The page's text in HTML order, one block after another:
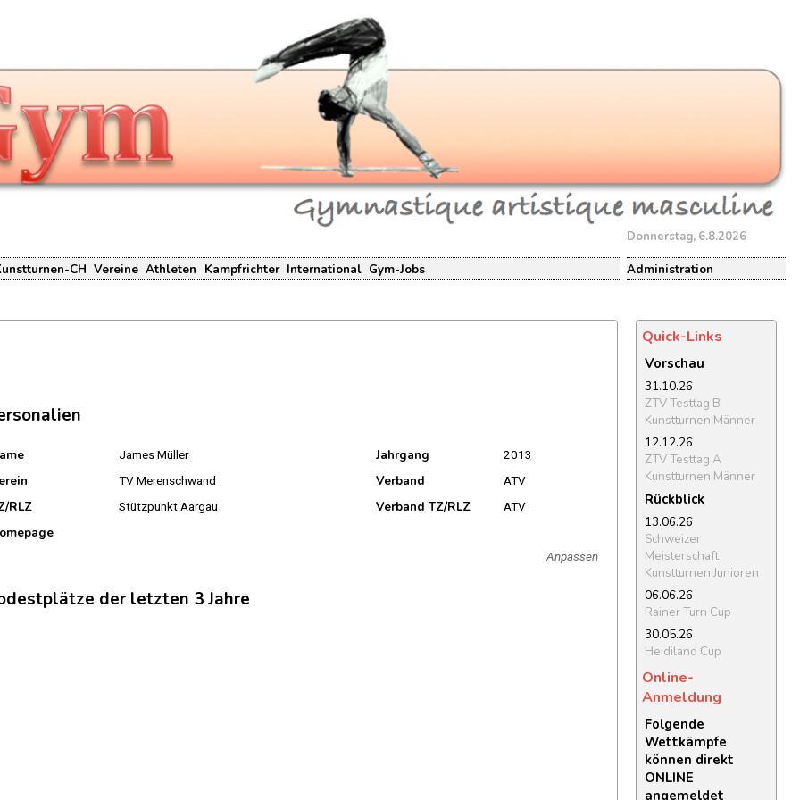
Donnerstag, 6.8.2026
CH Vereine Athleten Kampfrichter International Gym-Jobs Administration
James Müller Jahrgang 2013
TV Merenschwand Verband ATV
RLZ Stützpunkt Aargau Verband TZ/RLZ ATV
Anpassen
der letzten 3 Jahre
Quick-Links
Vorschau
31.10.26
ZTV Testtag B
Kunstturnen Männer
12.12.26
ZTV Testtag A
Kunstturnen Männer
Rückblick
13.06.26
Schweizer
Meisterschaft
Kunstturnen Junioren
06.06.26
Rainer Turn Cup
30.05.26
Heidiland Cup
Online-
Anmeldung
Folgende
Wettkämpfe
können direkt
ONLINE
angemeldet